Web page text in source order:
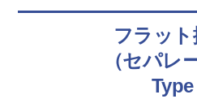
フラッ
（セパレ